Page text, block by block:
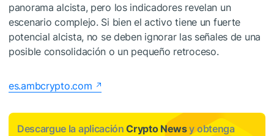
panorama alcista, pero los indicadores revelan un
escenario complejo. Si bien el activo tiene un fuerte
potencial alcista, no se deben ignorar las señales de una
posible consolidación o un pequeño retroceso.
es.ambcrypto.com
Descargue la aplicaciónCrypto Newsy obtenga